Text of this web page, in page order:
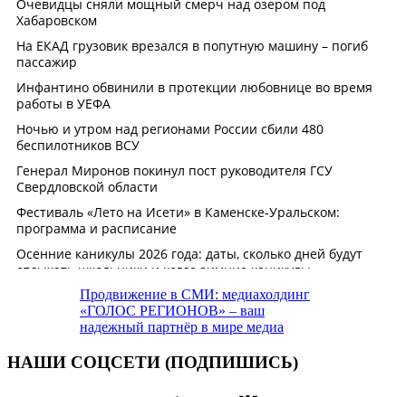
Продвижение в СМИ: медиахолдинг
«ГОЛОС РЕГИОНОВ» – ваш
надежный партнёр в мире медиа
НАШИ СОЦСЕТИ (ПОДПИШИСЬ)